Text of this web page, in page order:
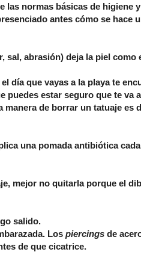
las normas básicas de higiene
antes cómo se hace
sal, abrasión) deja la piel
día que vayas a la playa te
puedes estar seguro que te va
de borrar un tatuaje es
una pomada antibiótica
mejor no quitarla porque el
salido.
Los piercings de
de que cicatrice.